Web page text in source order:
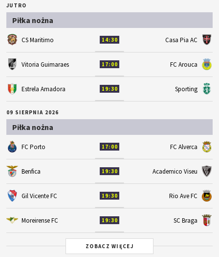
JUTRO
Piłka nożna
CS Maritimo 14:30 Casa Pia AC
Vitoria Guimaraes 17:00 FC Arouca
Estrela Amadora 19:30 Sporting
09 SIERPNIA 2026
Piłka nożna
FC Porto 17:00 FC Alverca
Benfica 19:30 Academico Viseu
Gil Vicente FC 19:30 Rio Ave FC
Moreirense FC 19:30 SC Braga
ZOBACZ WIĘCEJ